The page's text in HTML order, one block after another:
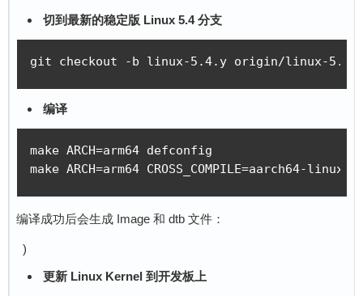
切到最新的稳定版 Linux 5.4 分支
git checkout -b linux-5.4.y origin/linux-
编译
make ARCH=arm64 defconfig
make ARCH=arm64 CROSS_COMPILE=aarch64-
编译成功后会生成 Image 和 dtb 文件：
)
更新 Linux Kernel 到开发板上